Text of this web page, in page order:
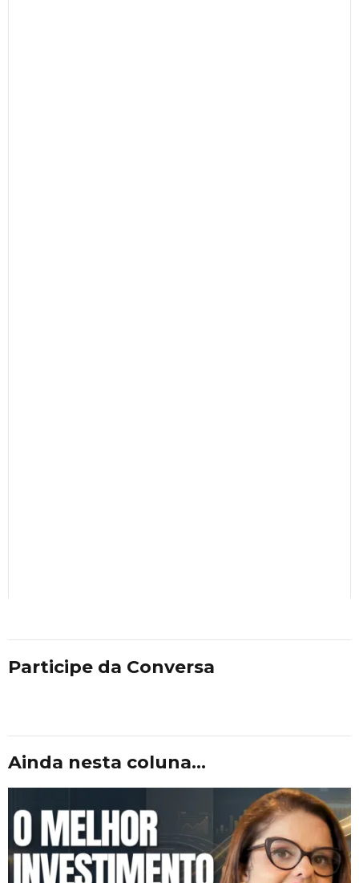
Participe da Conversa
Ainda nesta coluna...